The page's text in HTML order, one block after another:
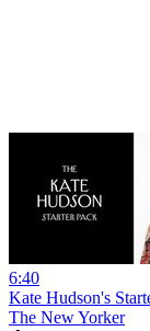
6:40
Kate Hudson's
The New Yorker